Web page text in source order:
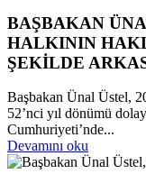
BAŞBAKAN
HALKININ
ŞEKİLDE
Başbakan Ünal Üstel,
52’nci yıl dönümü
Cumhuriyeti’nde...
Devamını oku